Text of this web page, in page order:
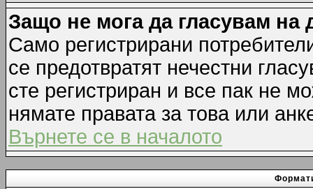
Защо не мога да гласувам на
Само регистрирани
се предотвратят нечестни
сте регистриран и все пак не
нямате правата за това или
Върнете се в началото